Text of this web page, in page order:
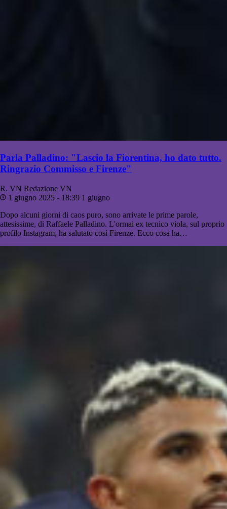
Parla Palladino: "Lascio la Fiorentina, ho dato tutto.
Ringrazio Commisso e Firenze"
R. VN Redazione VN
1 giugno 2025 - 18:39 1 giugno
Dopo alcuni giorni di caos puro, sono arrivate le prime parole,
attesissime, di Raffaele Palladino. L'ormai ex tecnico viola, sul proprio
profilo Instagram, ha salutato così Firenze. Ecco cosa ha…